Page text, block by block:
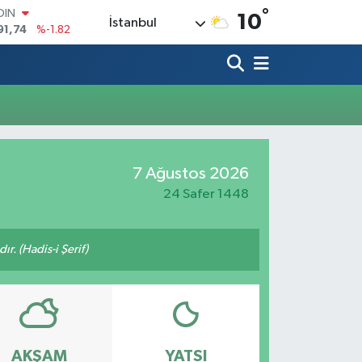
%-1.82
%0.18
İstanbul 10°
7 Ağustos 2026
24 Safer 1448
(Hadis-i Şerif)
AKŞAM YATSI